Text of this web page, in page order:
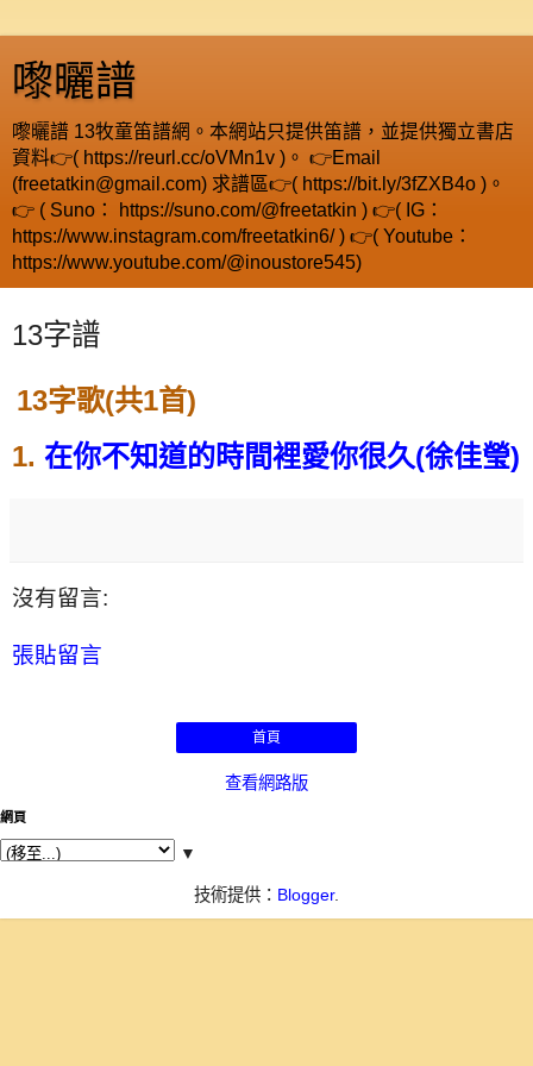
嚟曬譜
嚟曬譜 13牧童笛譜網。本網站只提供笛譜，並提供獨立書店
資料👉( https://reurl.cc/oVMn1v )。 👉Email
(freetatkin@gmail.com) 求譜區👉( https://bit.ly/3fZXB4o )。
👉 ( Suno： https://suno.com/@freetatkin ) 👉( IG：
https://www.instagram.com/freetatkin6/ ) 👉( Youtube：
https://www.youtube.com/@inoustore545)
13字譜
13字歌(共1首)
1. 在你不知道的時間裡愛你很久(徐佳瑩)
沒有留言:
張貼留言
首頁
查看網路版
網頁
▼
技術提供： Blogger.